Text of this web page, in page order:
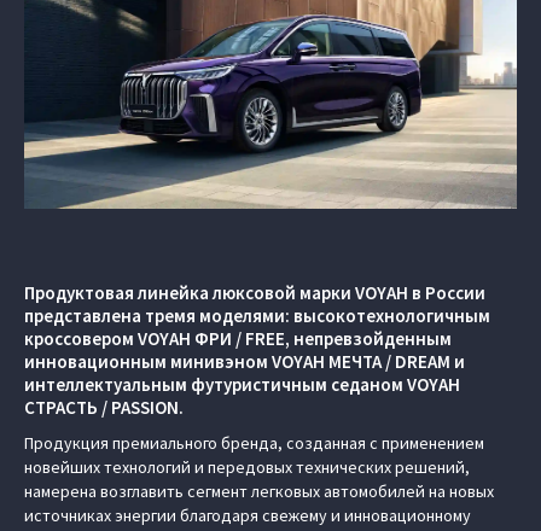
Продуктовая линейка люксовой марки VOYAH в России
представлена тремя моделями: высокотехнологичным
кроссовером VOYAH ФРИ / FREE, непревзойденным
инновационным минивэном VOYAH МЕЧТА / DREAM и
интеллектуальным футуристичным седаном VOYAH
СТРАСТЬ / PASSION.
Продукция премиального бренда, созданная с применением
новейших технологий и передовых технических решений,
намерена возглавить сегмент легковых автомобилей на новых
источниках энергии благодаря свежему и инновационному